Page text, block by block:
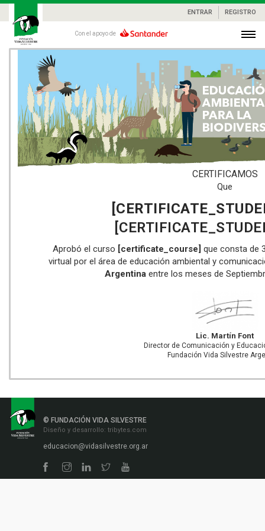
ENTRAR REGISTRO
Con el apoyo de
CERTIFICAMOS
Que
Aprobó el curso [certificate_course] que consta de
virtual por el área de educación ambiental y
Argentina entre los meses de
Lic. Martín Font
Director de Comunicación y
Fundación Vida Silvestre
© FUNDACIÓN VIDA SILVESTRE
Diseño y desarrollo: tribytes.com
educacion@vidasilvestre.org.ar